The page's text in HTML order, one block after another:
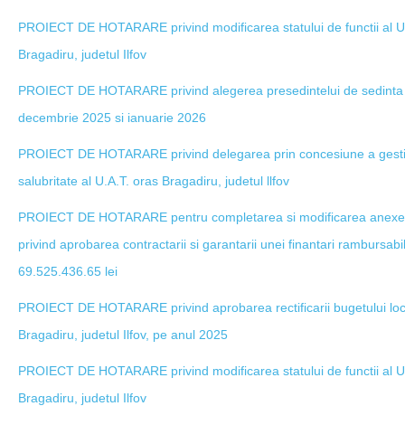
PROIECT DE HOTARARE privind modificarea statului de functii al
Bragadiru, judetul Ilfov
PROIECT DE HOTARARE privind alegerea presedintelui de
decembrie 2025 si ianuarie 2026
PROIECT DE HOTARARE privind delegarea prin concesiune a
salubritate al U.A.T. oras Bragadiru, judetul llfov
PROIECT DE HOTARARE pentru completarea si modificarea
privind aprobarea contractarii si garantarii unei finantari
69.525.436.65 lei
PROIECT DE HOTARARE privind aprobarea rectificarii bugetului
Bragadiru, judetul Ilfov, pe anul 2025
PROIECT DE HOTARARE privind modificarea statului de functii al
Bragadiru, judetul Ilfov